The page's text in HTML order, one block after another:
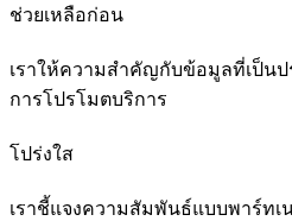
ช่วยเหลือก่อน
เราให้ความสำคัญกับข้อมูลที่เป็น
การโปรโมตบริการ
โปร่งใส
เราชี้แจงความสัมพันธ์แบบพาร์ทเ